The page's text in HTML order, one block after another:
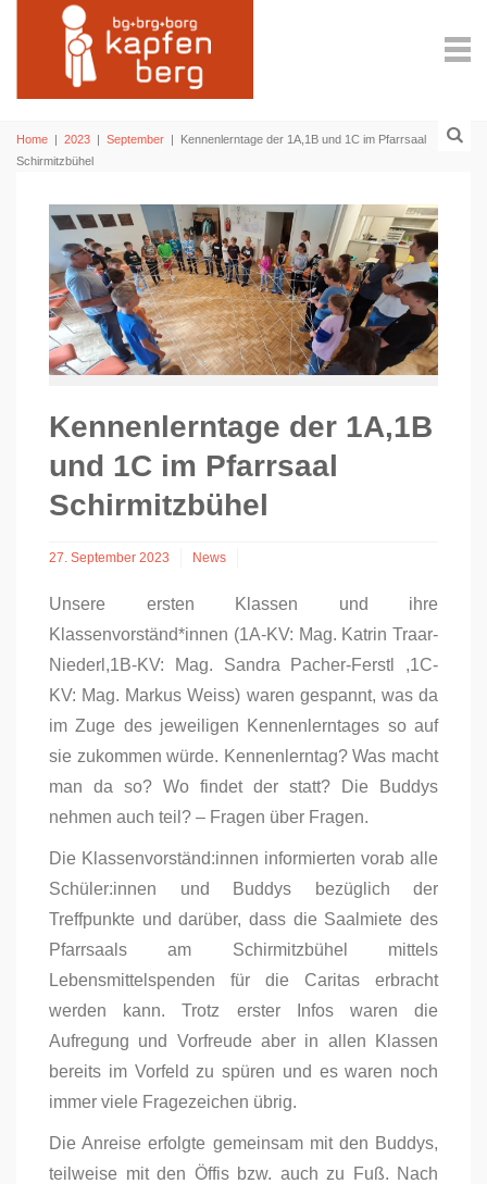
Home | 2023 | September | Kennenlerntage der 1A,1B und 1C im Pfarrsaal
Schirmitzbühel
Kennenlerntage der 1A,1B
und 1C im Pfarrsaal
Schirmitzbühel
27. September 2023 News
Unsere ersten Klassen und ihre
Klassenvorständ*innen (1A-KV: Mag. Katrin Traar-
Niederl,1B-KV: Mag. Sandra Pacher-Ferstl ,1C-
KV: Mag. Markus Weiss) waren gespannt, was da
im Zuge des jeweiligen Kennenlerntages so auf
sie zukommen würde. Kennenlerntag? Was macht
man da so? Wo findet der statt? Die Buddys
nehmen auch teil? – Fragen über Fragen.
Die Klassenvorständ:innen informierten vorab alle
Schüler:innen und Buddys bezüglich der
Treffpunkte und darüber, dass die Saalmiete des
Pfarrsaals am Schirmitzbühel mittels
Lebensmittelspenden für die Caritas erbracht
werden kann. Trotz erster Infos waren die
Aufregung und Vorfreude aber in allen Klassen
bereits im Vorfeld zu spüren und es waren noch
immer viele Fragezeichen übrig.
Die Anreise erfolgte gemeinsam mit den Buddys,
teilweise mit den Öffis bzw. auch zu Fuß. Nach